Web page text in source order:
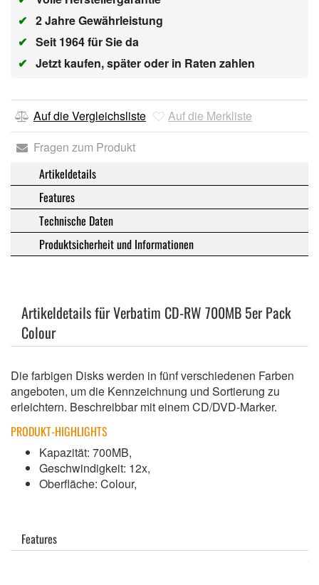
✔ 2 Jahre Gewährleistung
✔ Seit 1964 für Sie da
✔ Jetzt kaufen, später oder in Raten zahlen
Auf die Vergleichsliste
Auf die Merkliste
Fragen zum Produkt
Artikeldetails
Features
Technische Daten
Produktsicherheit und Informationen
Artikeldetails für Verbatim CD-RW 700MB 5er Pack
Colour
Die farbigen Disks werden in fünf verschiedenen Farben
angeboten, um die Kennzeichnung und Sortierung zu
erleichtern. Beschreibbar mit einem CD/DVD-Marker.
PRODUKT-HIGHLIGHTS
Kapazität: 700MB,
Geschwindigkeit: 12x,
Oberfläche: Colour,
Features